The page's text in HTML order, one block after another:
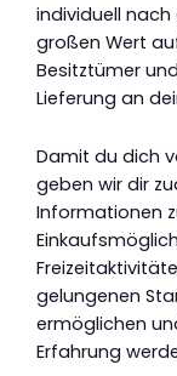
individuell nach
großen Wert
Besitztümer
Lieferung an
Damit du dich
geben wir dir
Informationen
gelungenen
ermöglichen
Erfahrung